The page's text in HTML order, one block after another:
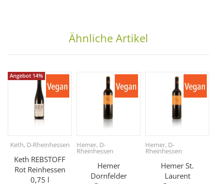
Ähnliche Artikel
Angebot 14%
Keth, D-Rheinhessen
Keth REBSTOFF
Rot Reinhessen
0,75 l
Hemer, D-
Rheinhessen
Hemer
Dornfelder
Hemer, D-
Rheinhessen
Hemer St.
Laurent